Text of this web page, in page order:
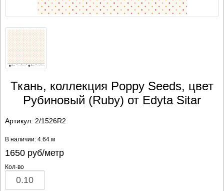
Ткань, коллекция Poppy Seeds, цвет
Рубиновый (Ruby) от Edyta Sitar
Артикул: 2/1526R2
В наличии: 4.64 м
1650руб/метр
Кол-во